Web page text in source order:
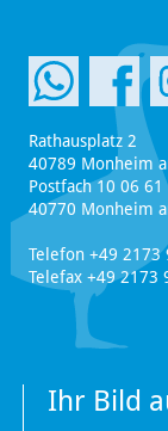
Rathausplatz 2
40789 Monheim
Postfach 10 06 61
40770 Monheim
Telefon +49 2173
Telefax +49 2173
Ihr Bild